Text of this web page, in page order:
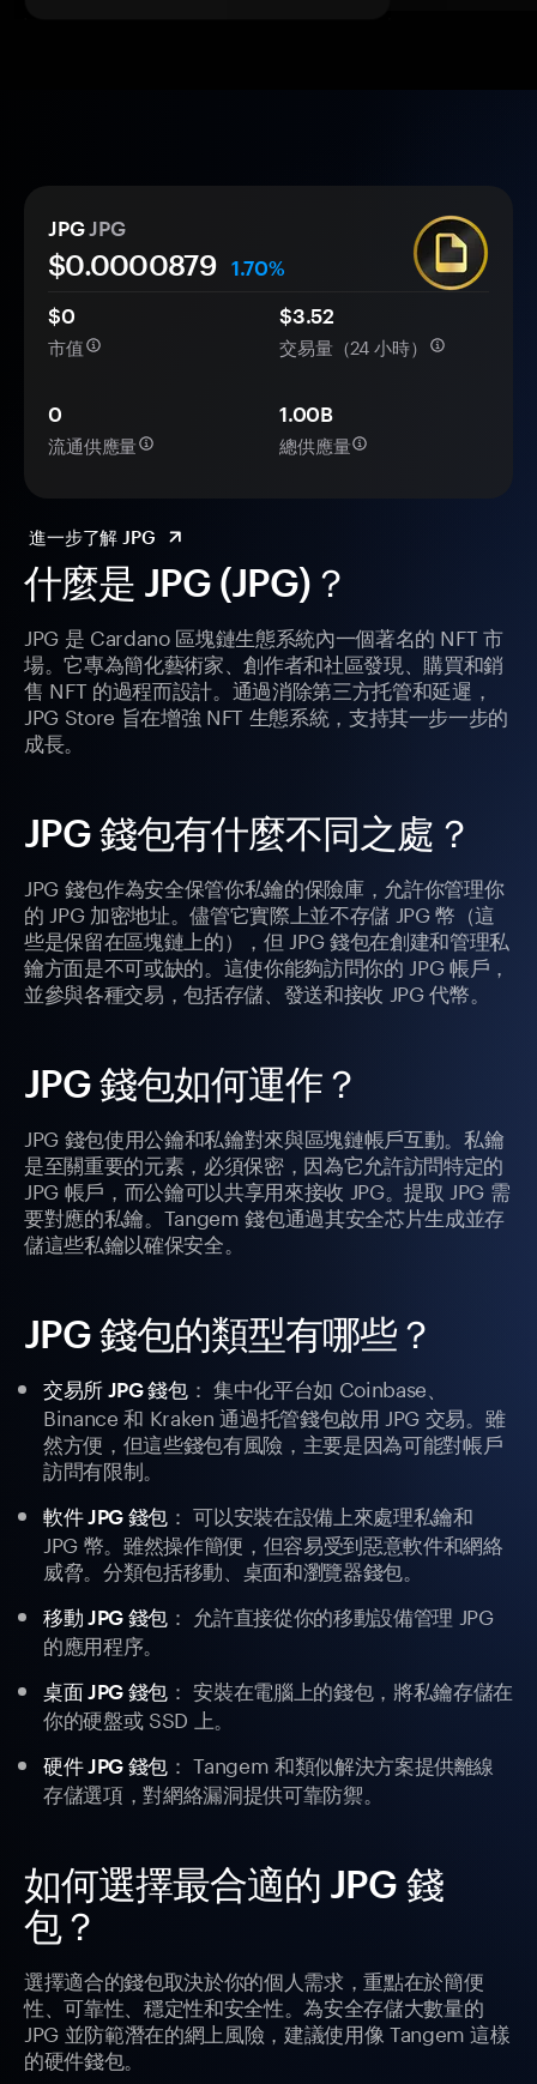
什麼是 JPG (JPG)？
JPG 是 Cardano 區塊鏈生態系統內一個著名的 NFT 市
場。它專為簡化藝術家、創作者和社區發現、購買和銷
售 NFT 的過程而設計。通過消除第三方托管和延遲，
JPG Store 旨在增強 NFT 生態系統，支持其一步一步的
成長。
JPG 錢包有什麼不同之處？
JPG 錢包作為安全保管你私鑰的保險庫，允許你管理你
的 JPG 加密地址。儘管它實際上並不存儲 JPG 幣（這
些是保留在區塊鏈上的），但 JPG 錢包在創建和管理私
鑰方面是不可或缺的。這使你能夠訪問你的 JPG 帳戶，
並參與各種交易，包括存儲、發送和接收 JPG 代幣。
JPG 錢包如何運作？
JPG 錢包使用公鑰和私鑰對來與區塊鏈帳戶互動。私鑰
是至關重要的元素，必須保密，因為它允許訪問特定的
JPG 帳戶，而公鑰可以共享用來接收 JPG。提取 JPG 需
要對應的私鑰。Tangem 錢包通過其安全芯片生成並存
儲這些私鑰以確保安全。
JPG 錢包的類型有哪些？
交易所 JPG 錢包： 集中化平台如 Coinbase、
Binance 和 Kraken 通過托管錢包啟用 JPG 交易。雖
然方便，但這些錢包有風險，主要是因為可能對帳戶
訪問有限制。
軟件 JPG 錢包： 可以安裝在設備上來處理私鑰和
JPG 幣。雖然操作簡便，但容易受到惡意軟件和網絡
威脅。分類包括移動、桌面和瀏覽器錢包。
移動 JPG 錢包： 允許直接從你的移動設備管理 JPG
的應用程序。
桌面 JPG 錢包： 安裝在電腦上的錢包，將私鑰存儲在
你的硬盤或 SSD 上。
硬件 JPG 錢包： Tangem 和類似解決方案提供離線
存儲選項，對網絡漏洞提供可靠防禦。
如何選擇最合適的 JPG 錢
包？
選擇適合的錢包取決於你的個人需求，重點在於簡便
性、可靠性、穩定性和安全性。為安全存儲大數量的
JPG 並防範潛在的網上風險，建議使用像 Tangem 這樣
的硬件錢包。
JPGJPG
$0.0000879
1.70%
$0
市值
$3.52
交易量（24 小時）
0
流通供應量
1.00B
總供應量
進一步了解 JPG